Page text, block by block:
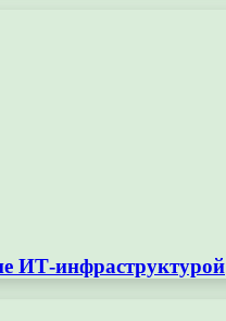
ИТ-инфраструктурой